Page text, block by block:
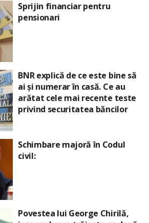
Sprijin financiar pentru
pensionari
BNR explică de ce este bine să
ai și numerar în casă. Ce au
arătat cele mai recente teste
privind securitatea băncilor
Schimbare majoră în Codul
civil:
Povestea lui George Chirilă,